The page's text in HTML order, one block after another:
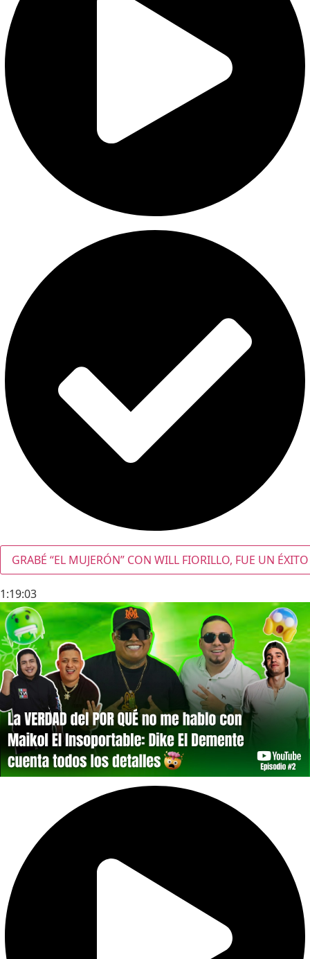
GRABÉ “EL MUJERÓN” CON WILL FIORILLO, FUE UN
1:19:03